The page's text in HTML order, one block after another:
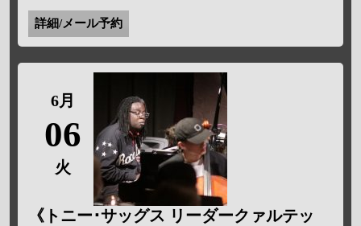
詳細/メール予約
6月
06
火
《トニー･サッグス リーダークァルテッ